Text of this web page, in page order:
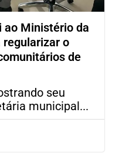
ao Ministério da
regularizar o
de
seu
municipal...